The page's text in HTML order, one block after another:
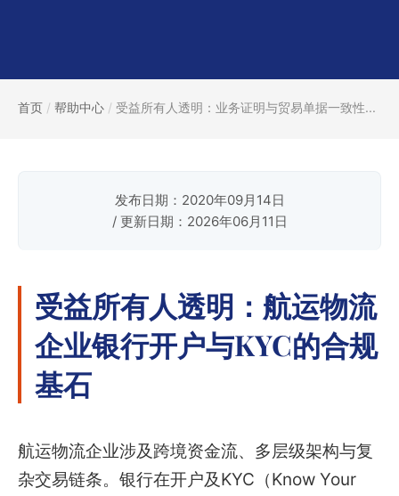
首页 / 帮助中心 / 受益所有人透明：业务证明与贸易单据一致性...
发布日期：2020年09月14日
/ 更新日期：2026年06月11日
受益所有人透明：航运物流
企业银行开户与KYC的合规
基石
航运物流企业涉及跨境资金流、多层级架构与复
杂交易链条。银行在开户及KYC（Know Your